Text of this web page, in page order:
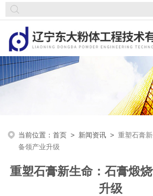
当前位置：首页 > 新闻资讯 >重塑石膏
备领产业升级
重塑石膏新生命：石膏煅
升级